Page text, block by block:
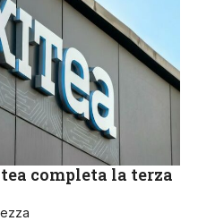
completa la terza